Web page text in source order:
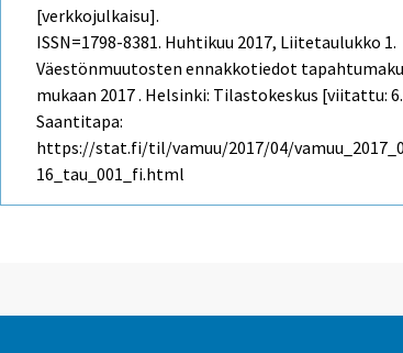
[verkkojulkaisu].
ISSN=1798-8381. Huhtikuu 2017, Liitetaulukko 1.
Väestönmuutosten ennakkotiedot
mukaan 2017 . Helsinki: Tilastokeskus [viitattu:
Saantitapa:
https://stat.fi/til/vamuu/2017/04/
16_tau_001_fi.html